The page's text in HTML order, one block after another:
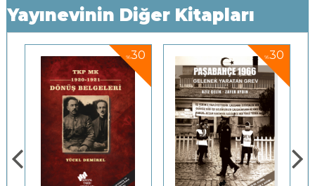
Yayınevinin Diğer Kitapları
%30 %30